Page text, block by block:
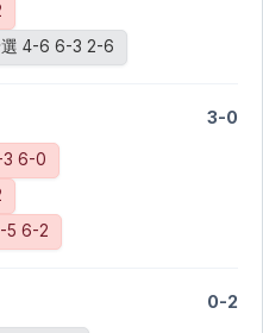
選 4-6 6-3 2-6
3-0
3 6-0
5 6-2
0-2